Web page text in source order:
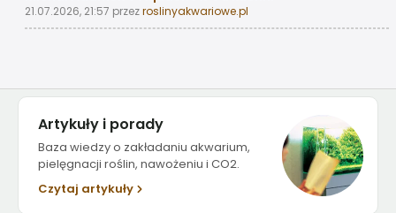
21.07.2026, 21:57 przezroslinyakwariowe.pl
Artykuły i porady
Baza wiedzy o zakładaniu akwarium,
pielęgnacji roślin, nawożeniu i CO2.
Czytaj artykuły